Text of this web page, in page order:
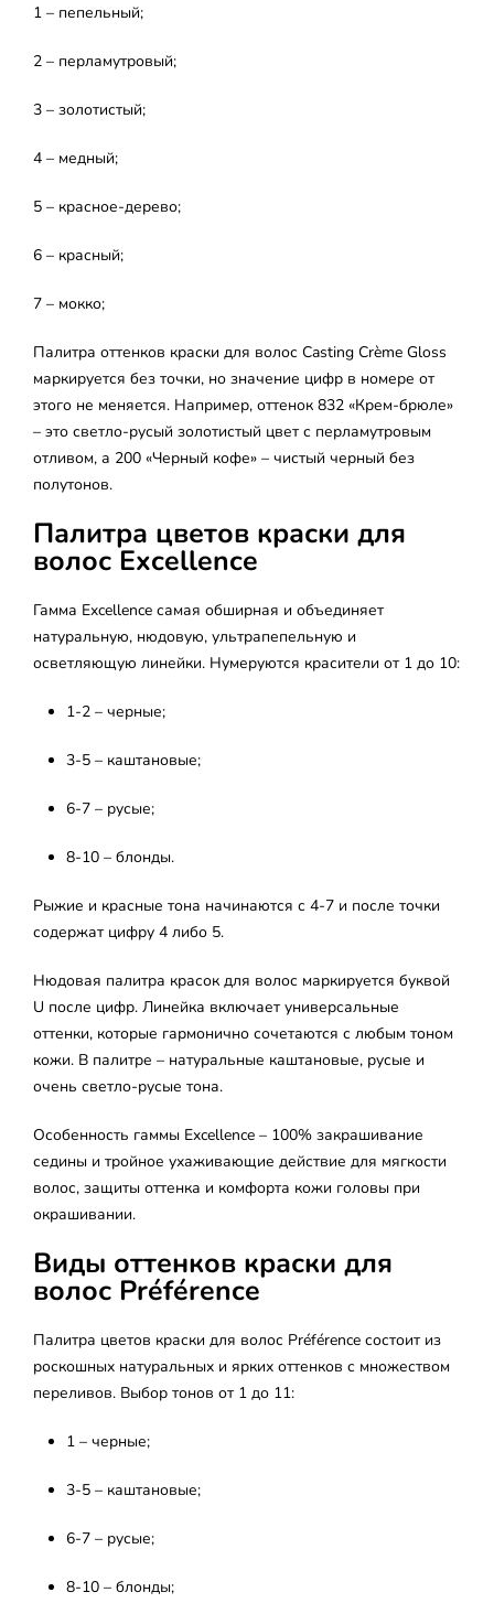
1 – пепельный;
2 – перламутровый;
3 – золотистый;
4 – медный;
5 – красное-дерево;
6 – красный;
7 – мокко;
Палитра оттенков краски для волос Casting Crème Gloss
маркируется без точки, но значение цифр в номере от
этого не меняется. Например, оттенок 832 «Крем-брюле»
– это светло-русый золотистый цвет с перламутровым
отливом, а 200 «Черный кофе» – чистый черный без
полутонов.
Палитра цветов краски для
волос Excellence
Гамма Excellence самая обширная и объединяет
натуральную, нюдовую, ультрапепельную и
осветляющую линейки. Нумеруются красители от 1 до 10:
1-2 – черные;
3-5 – каштановые;
6-7 – русые;
8-10 – блонды.
Рыжие и красные тона начинаются с 4-7 и после точки
содержат цифру 4 либо 5.
Нюдовая палитра красок для волос маркируется буквой
U после цифр. Линейка включает универсальные
оттенки, которые гармонично сочетаются с любым тоном
кожи. В палитре – натуральные каштановые, русые и
очень светло-русые тона.
Особенность гаммы Excellence – 100% закрашивание
седины и тройное ухаживающие действие для мягкости
волос, защиты оттенка и комфорта кожи головы при
окрашивании.
Виды оттенков краски для
волос Préférence
Палитра цветов краски для волос Préférence состоит из
роскошных натуральных и ярких оттенков с множеством
переливов. Выбор тонов от 1 до 11:
1 – черные;
3-5 – каштановые;
6-7 – русые;
8-10 – блонды;